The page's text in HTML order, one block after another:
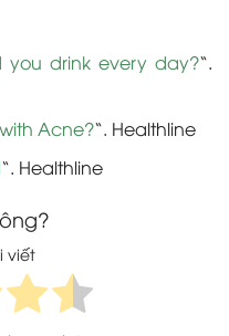
you drink every day?“.
Acne?“. Healthline
“. Healthline
viết